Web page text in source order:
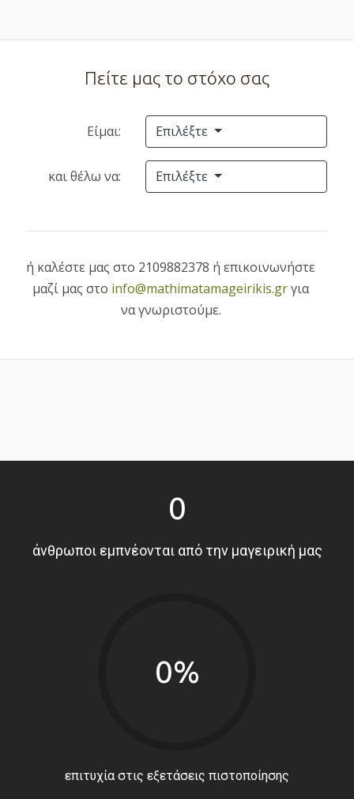
Πείτε μας το στόχο σας
Είμαι: Επιλέξτε
και θέλω να: Επιλέξτε
ή καλέστε μας στο 2109882378 ή επικοινωνήστε
μαζί μας στο info@mathimatamageirikis.grγια
να γνωριστούμε.
0
άνθρωποι εμπνέονται από την μαγειρική μας
0%
επιτυχία στις εξετάσεις πιστοποίησης